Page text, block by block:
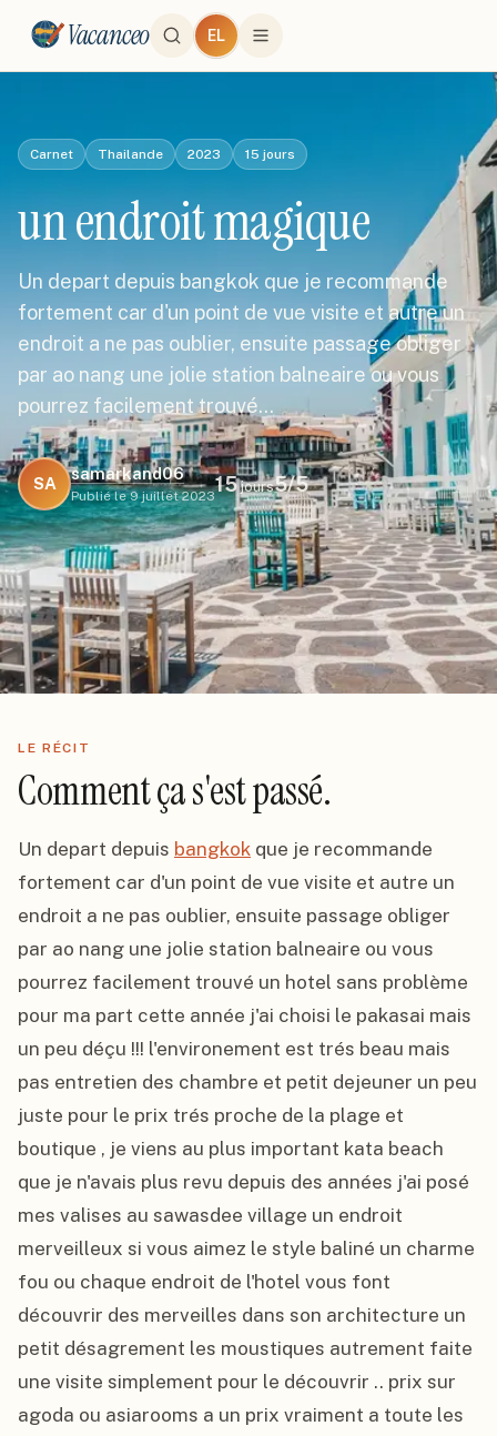
Vacanceo EL
Carnet Thailande 2023 15 jours
un endroit magique
Un depart depuis bangkok que je recommande
fortement car d'un point de vue visite et autre un
endroit a ne pas oublier, ensuite passage obliger
par ao nang une jolie station balneaire ou vous
pourrez facilement trouvé…
SA
samarkand06
Publié le 9 juillet 2023
15jours5/5
LE RÉCIT
Comment ça s'est passé.
Un depart depuis bangkok que je recommande
fortement car d'un point de vue visite et autre un
endroit a ne pas oublier, ensuite passage obliger
par ao nang une jolie station balneaire ou vous
pourrez facilement trouvé un hotel sans problème
pour ma part cette année j'ai choisi le pakasai mais
un peu déçu !!! l'environement est trés beau mais
pas entretien des chambre et petit dejeuner un peu
juste pour le prix trés proche de la plage et
boutique , je viens au plus important kata beach
que je n'avais plus revu depuis des années j'ai posé
mes valises au sawasdee village un endroit
merveilleux si vous aimez le style baliné un charme
fou ou chaque endroit de l'hotel vous font
découvrir des merveilles dans son architecture un
petit désagrement les moustiques autrement faite
une visite simplement pour le découvrir .. prix sur
agoda ou asiarooms a un prix vraiment a toute les